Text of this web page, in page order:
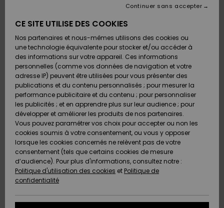
Chaussures
& Tongs
Surf
Snow
Nouveautés
A
Découvrir
Chaussures
& Tongs
Surf
Snow
Nouveautés
A
Découvrir
FEMME
A
Découvrir
Snow
SURF
Surf
Shop
Enfant
Highlights
Communauté
SNOW
Snow
Shop
Enfant
Snow
Shop
Femme
A
Découvrir
Communauté
OUTLET
Enfant
Outlet
Femme
AIDE &
CONTACT
Retours
Paiement
Carte
Cadeau
Quiksilver
Freedom
Protection
des
MAGASINS
QUIKSILVER
CE SITE UTILISE DES COOKIES
Nos partenaires et nous-mêmes utilisons des cookies ou
une technologie équivalente pour stocker et/ou accéder à
des informations sur votre appareil. Ces informations
personnelles (comme vos données de navigation et votre
adresse IP) peuvent être utilisées pour vous présenter des
publications et du contenu personnalisés ; pour mesurer la
performance publicitaire et du contenu ; pour personnaliser
les publicités ; et en apprendre plus sur leur audience ; pour
développer et améliorer les produits de nos partenaires.
Vous pouvez paramétrer vos choix pour accepter ou non les
cookies soumis à votre consentement, ou vous y opposer
lorsque les cookies concernés ne relèvent pas de votre
consentement (tels que certains cookies de mesure
d’audience). Pour plus d'informations, consultez notre :
Politique d'utilisation des cookies et Politique de
confidentialité
Continuer sans accepter